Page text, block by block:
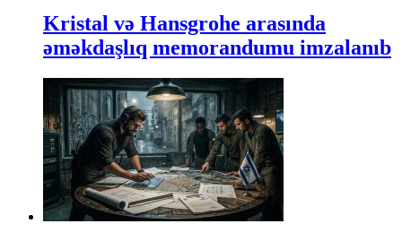
Kristal və Hansgrohe arasında
əməkdaşlıq memorandumu imzalanıb